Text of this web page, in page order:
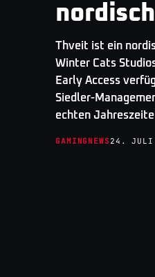
Thveit ist ein
Winter Cats
Early Access
Siedler-
echten
GAMINGNEWS24. JULI